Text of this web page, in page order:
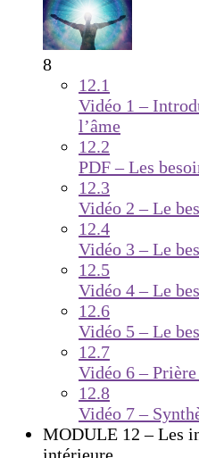
8
12.1
Vidéo 1 –
l’âme
12.2
PDF – Les
12.3
Vidéo 2 – Le
12.4
Vidéo 3 – Le
12.5
Vidéo 4 – Le
12.6
Vidéo 5 – Le
12.7
Vidéo 6 – Prière
12.8
Vidéo 7 –
MODULE 12 – Les